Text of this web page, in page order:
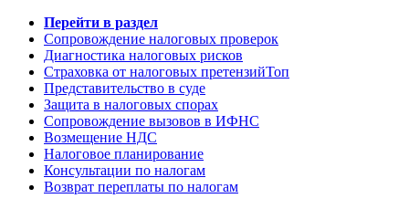
Перейти в раздел
Сопровождение налоговых проверок
Диагностика налоговых рисков
Страховка от налоговых претензийТоп
Представительство в суде
Защита в налоговых спорах
Сопровождение вызовов в ИФНС
Возмещение НДС
Налоговое планирование
Консультации по налогам
Возврат переплаты по налогам